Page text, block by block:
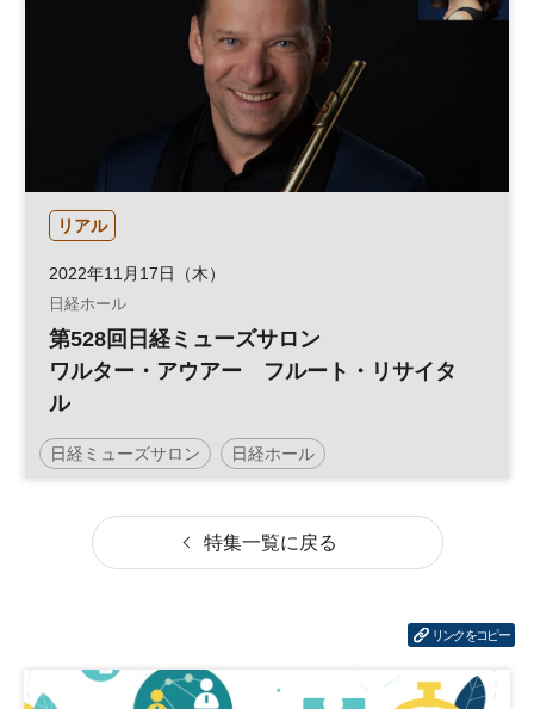
リアル
2022年11月17日（木）
日経ホール
第528回日経ミューズサロン
ワルター・アウアー フルート・リサイタ
ル
日経ミューズサロン 日経ホール
特集一覧に戻る
リンクをコピー